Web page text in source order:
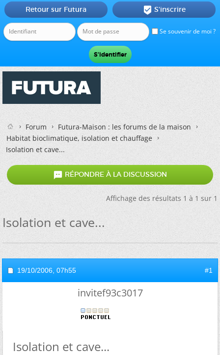
Se souvenir de moi ?
Retour sur Futura  S'inscrire
Forum
Futura-Maison : les forums de la maison
Habitat bioclimatique, isolation et chauffage
Isolation et cave...
 RÉPONDRE À LA DISCUSSION
Affichage des résultats 1 à 1 sur 1
Isolation et cave...
19/10/2006, 07h55 #1
invitef93c3017
Isolation et cave...